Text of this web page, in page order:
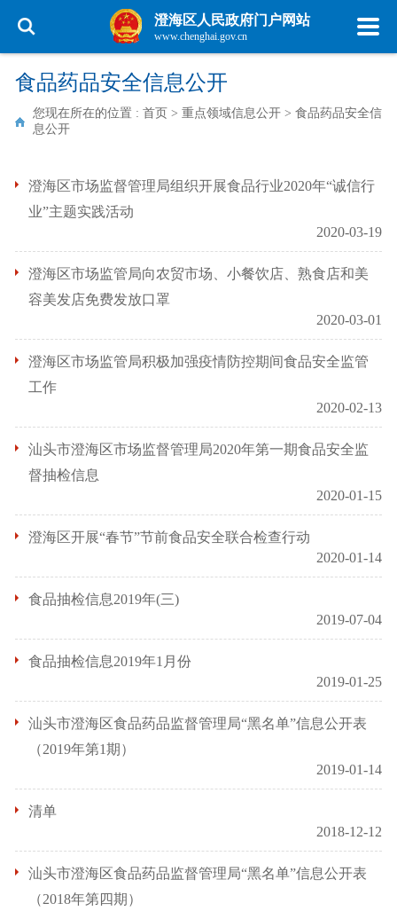
澄海区人民政府门户网站
www.chenghai.gov.cn
食品药品安全信息公开
您现在所在的位置 : 首页 > 重点领域信息公开 > 食品药品安全信
息公开
澄海区市场监督管理局组织开展食品行业2020年“诚信行
业”主题实践活动
2020-03-19
澄海区市场监管局向农贸市场、小餐饮店、熟食店和美
容美发店免费发放口罩
2020-03-01
澄海区市场监管局积极加强疫情防控期间食品安全监管
工作
2020-02-13
汕头市澄海区市场监督管理局2020年第一期食品安全监
督抽检信息
2020-01-15
澄海区开展“春节”节前食品安全联合检查行动
2020-01-14
食品抽检信息2019年(三)
2019-07-04
食品抽检信息2019年1月份
2019-01-25
汕头市澄海区食品药品监督管理局“黑名单”信息公开表
（2019年第1期）
2019-01-14
清单
2018-12-12
汕头市澄海区食品药品监督管理局“黑名单”信息公开表
（2018年第四期）